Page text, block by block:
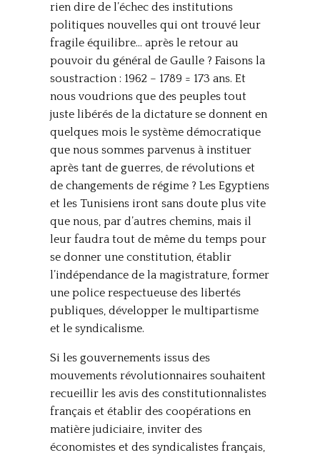
rien dire de l’échec des institutions
politiques nouvelles qui ont trouvé leur
fragile équilibre… après le retour au
pouvoir du général de Gaulle ? Faisons la
soustraction : 1962 – 1789 = 173 ans. Et
nous voudrions que des peuples tout
juste libérés de la dictature se donnent en
quelques mois le système démocratique
que nous sommes parvenus à instituer
après tant de guerres, de révolutions et
de changements de régime ? Les Egyptiens
et les Tunisiens iront sans doute plus vite
que nous, par d’autres chemins, mais il
leur faudra tout de même du temps pour
se donner une constitution, établir
l’indépendance de la magistrature, former
une police respectueuse des libertés
publiques, développer le multipartisme
et le syndicalisme.
Si les gouvernements issus des
mouvements révolutionnaires souhaitent
recueillir les avis des constitutionnalistes
français et établir des coopérations en
matière judiciaire, inviter des
économistes et des syndicalistes français,